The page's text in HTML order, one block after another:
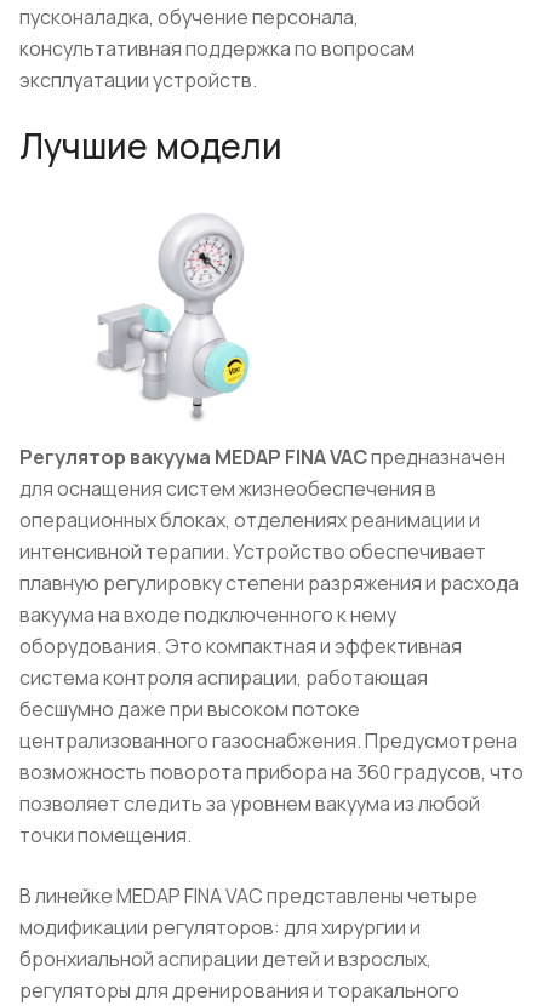
пусконаладка, обучение персонала,
консультативная поддержка по вопросам
эксплуатации устройств.
Лучшие модели
Регулятор вакуума MEDAP FINA VACпредназначен
для оснащения систем жизнеобеспечения в
операционных блоках, отделениях реанимации и
интенсивной терапии. Устройство обеспечивает
плавную регулировку степени разряжения и расхода
вакуума на входе подключенного к нему
оборудования. Это компактная и эффективная
система контроля аспирации, работающая
бесшумно даже при высоком потоке
централизованного газоснабжения. Предусмотрена
возможность поворота прибора на 360 градусов, что
позволяет следить за уровнем вакуума из любой
точки помещения.
В линейке MEDAP FINA VAC представлены четыре
модификации регуляторов: для хирургии и
бронхиальной аспирации детей и взрослых,
регуляторы для дренирования и торакального